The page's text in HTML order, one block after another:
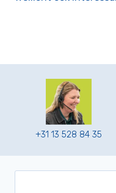
+31 13 528 84 35